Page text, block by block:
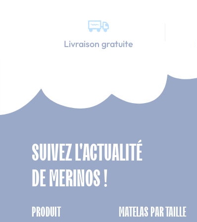
Livraison gratuite
SUIVEZ L'ACTUALITÉ
DE MERINOS !
PRODUIT MATELAS PAR TAILLE